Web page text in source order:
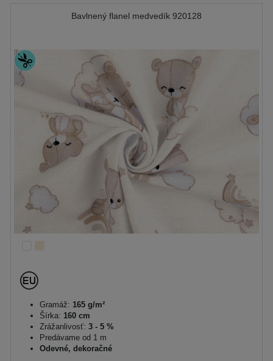
Bavlnený flanel medvedík 920128
Gramáž: 165 g/m²
Šírka: 160 cm
Zrážanlivosť: 3 - 5 %
Predávame od 1 m
Odevné, dekoračné